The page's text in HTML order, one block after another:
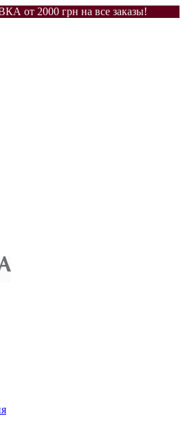
2000 грн на все заказы!